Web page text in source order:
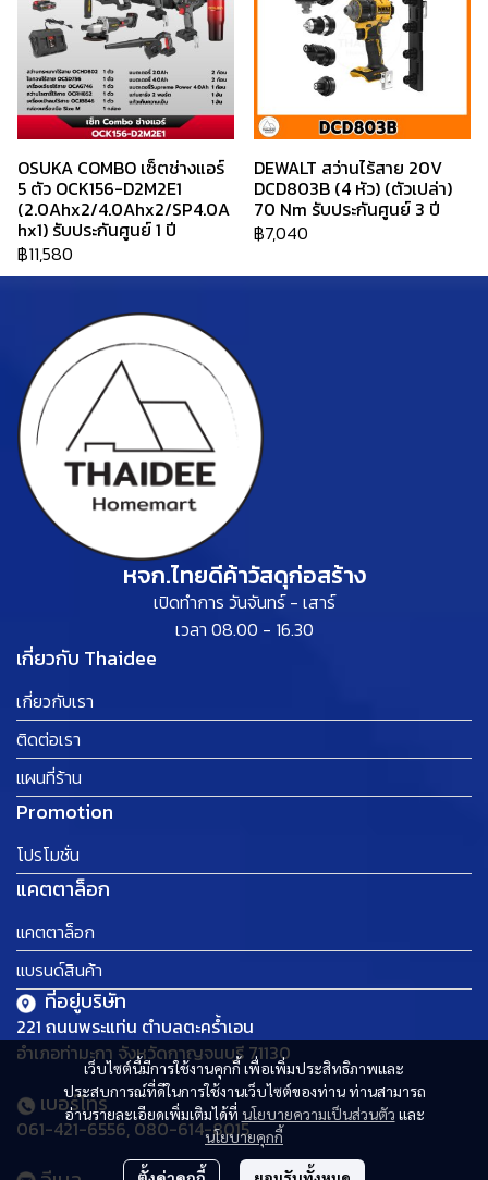
OSUKA COMBO เซ็ตช่างแอร์
5 ตัว OCK156-D2M2E1
(2.0Ahx2/4.0Ahx2/SP4.0A
hx1) รับประกันศูนย์ 1 ปี
฿11,580
DEWALT สว่านไร้สาย 20V
DCD803B (4 หัว) (ตัวเปล่า)
70 Nm รับประกันศูนย์ 3 ปี
฿7,040
เว็บไซต์นี้มีการใช้งานคุกกี้ เพื่อเพิ่มประสิทธิภาพและ
ประสบการณ์ที่ดีในการใช้งานเว็บไซต์ของท่าน ท่านสามารถ
อ่านรายละเอียดเพิ่มเติมได้ที่ นโยบายความเป็นส่วนตัว และ
นโยบายคุกกี้
หจก.ไทยดีค้าวัสดุก่อสร้าง
เปิดทำการ วันจันทร์ - เสาร์
เวลา 08.00 - 16.30
เกี่ยวกับ Thaidee
เกี่ยวกับเรา
ติดต่อเรา
แผนที่ร้าน
Promotion
โปรโมชั่น
แคตตาล็อก
แคตตาล็อก
แบรนด์สินค้า
ที่อยู่บริษัท
221 ถนนพระแท่น ตำบลตะคร้ำเอน
อำเภอท่ามะกา จังหวัดกาญจนบุรี 71130
เบอร์โทร
061-421-6556, 080-614-8015